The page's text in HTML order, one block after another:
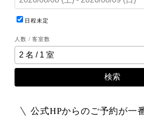
日程未定
人数 / 客室数
検索
公式HPからのご予約が一